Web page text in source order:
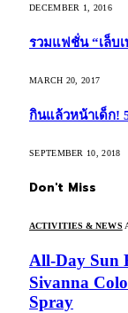
DECEMBER 1, 2016
รวมแฟชั่น “เล็บ
MARCH 20, 2017
กินแล้วหน้าเด็ก!
SEPTEMBER 10, 2018
Don't Miss
ACTIVITIES & NEWS
All-Day Sun
Sivanna
Spray